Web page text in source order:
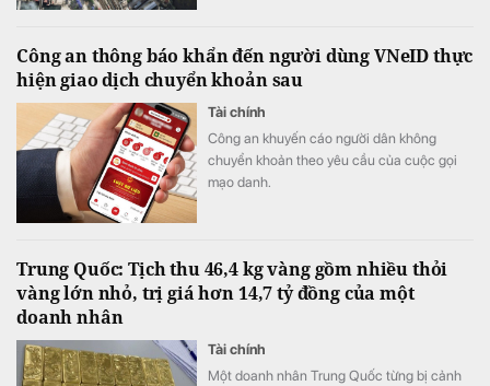
Công an thông báo khẩn đến người dùng VNeID thực
hiện giao dịch chuyển khoản sau
Tài chính
Công an khuyến cáo người dân không
chuyển khoản theo yêu cầu của cuộc gọi
mạo danh.
Trung Quốc: Tịch thu 46,4 kg vàng gồm nhiều thỏi
vàng lớn nhỏ, trị giá hơn 14,7 tỷ đồng của một
doanh nhân
Tài chính
Một doanh nhân Trung Quốc từng bị cảnh